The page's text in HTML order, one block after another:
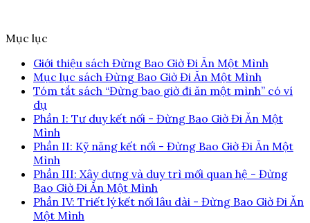
Mục lục
Giới thiệu sách Đừng Bao Giờ Đi Ăn Một Mình
Mục lục sách Đừng Bao Giờ Đi Ăn Một Mình
Tóm tắt sách “Đừng bao giờ đi ăn một mình” có ví
dụ
Phần I: Tư duy kết nối - Đừng Bao Giờ Đi Ăn Một
Mình
Phần II: Kỹ năng kết nối - Đừng Bao Giờ Đi Ăn Một
Mình
Phần III: Xây dựng và duy trì mối quan hệ - Đừng
Bao Giờ Đi Ăn Một Mình
Phần IV: Triết lý kết nối lâu dài - Đừng Bao Giờ Đi Ăn
Một Mình